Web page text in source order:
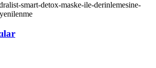
smart-detox-maske-ile-derinlemesine-